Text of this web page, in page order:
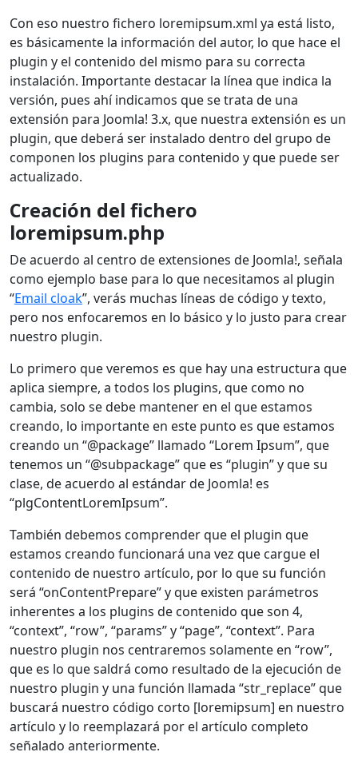
Con eso nuestro fichero loremipsum.xml ya está listo,
es básicamente la información del autor, lo que hace el
plugin y el contenido del mismo para su correcta
instalación. Importante destacar la línea que indica la
versión, pues ahí indicamos que se trata de una
extensión para Joomla! 3.x, que nuestra extensión es un
plugin, que deberá ser instalado dentro del grupo de
componen los plugins para contenido y que puede ser
actualizado.
Creación del fichero
loremipsum.php
De acuerdo al centro de extensiones de Joomla!, señala
como ejemplo base para lo que necesitamos al plugin
“Email cloak”, verás muchas líneas de código y texto,
pero nos enfocaremos en lo básico y lo justo para crear
nuestro plugin.
Lo primero que veremos es que hay una estructura que
aplica siempre, a todos los plugins, que como no
cambia, solo se debe mantener en el que estamos
creando, lo importante en este punto es que estamos
creando un “@package” llamado “Lorem Ipsum”, que
tenemos un “@subpackage” que es “plugin” y que su
clase, de acuerdo al estándar de Joomla! es
“plgContentLoremIpsum”.
También debemos comprender que el plugin que
estamos creando funcionará una vez que cargue el
contenido de nuestro artículo, por lo que su función
será “onContentPrepare” y que existen parámetros
inherentes a los plugins de contenido que son 4,
“context”, “row”, “params” y “page”, “context”. Para
nuestro plugin nos centraremos solamente en “row”,
que es lo que saldrá como resultado de la ejecución de
nuestro plugin y una función llamada “str_replace” que
buscará nuestro código corto [loremipsum] en nuestro
artículo y lo reemplazará por el artículo completo
señalado anteriormente.